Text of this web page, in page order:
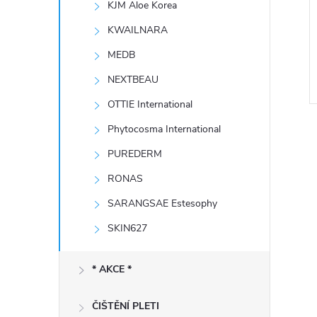
KJM Aloe Korea
KWAILNARA
MEDB
NEXTBEAU
OTTIE International
Phytocosma International
PUREDERM
RONAS
SARANGSAE Estesophy
SKIN627
* AKCE *
ČIŠTĚNÍ PLETI